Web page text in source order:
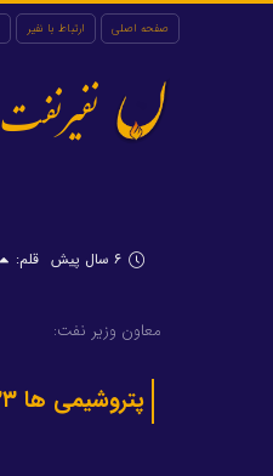
صفحه اصلی ارتباط با نفیر
نفیرنفت
۶ سال پیش قلم:
معاون وزیر نفت:
پتروشیمی ها ۲۳۳ میلیارد تومانی در حوزه اجتماعی هزینه کرده اند